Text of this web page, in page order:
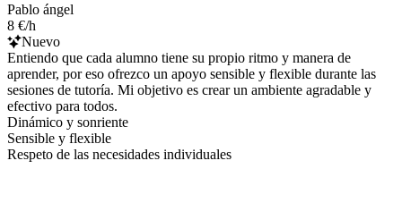
Pablo ángel
8 €/h
Nuevo
Entiendo que cada alumno tiene su propio ritmo y manera de
aprender, por eso ofrezco un apoyo sensible y flexible durante las
sesiones de tutoría. Mi objetivo es crear un ambiente agradable y
efectivo para todos.
Dinámico y sonriente
Sensible y flexible
Respeto de las necesidades individuales